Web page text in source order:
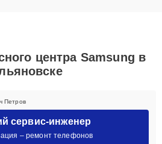
центра Samsung в
сервис-инженер
– ремонт телефонов